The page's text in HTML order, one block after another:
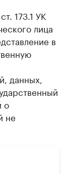
173.1 УК
лица
в
данных,
о
не